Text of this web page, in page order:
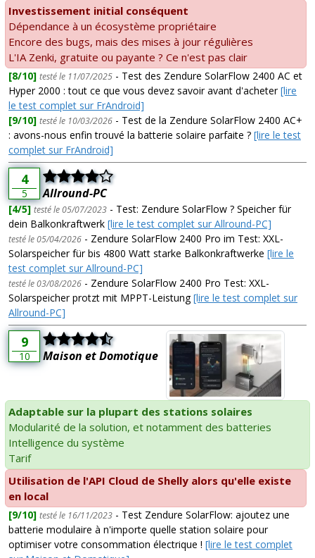
Investissement initial conséquent
Dépendance à un écosystème propriétaire
Encore des bugs, mais des mises à jour régulières
L'IA Zenki, gratuite ou payante ? Ce n'est pas clair
[8/10] testé le 11/07/2025 - Test des Zendure SolarFlow 2400 AC et
Hyper 2000 : tout ce que vous devez savoir avant d'acheter[lire
le test complet sur FrAndroid]
[9/10] testé le 10/03/2026 - Test de la Zendure SolarFlow 2400 AC+
: avons-nous enfin trouvé la batterie solaire parfaite ? [lire le test
complet sur FrAndroid]
4
5 Allround-PC
[4/5] testé le 05/07/2023 - Test: Zendure SolarFlow ? Speicher für
dein Balkonkraftwerk [lire le test complet sur Allround-PC]
testé le 05/04/2026 - Zendure SolarFlow 2400 Pro im Test: XXL-
Solarspeicher für bis 4800 Watt starke Balkonkraftwerke [lire le
test complet sur Allround-PC]
testé le 03/08/2026 - Zendure SolarFlow 2400 Pro Test: XXL-
Solarspeicher protzt mit MPPT-Leistung[lire le test complet sur
Allround-PC]
9
10 Maison et Domotique
Adaptable sur la plupart des stations solaires
Modularité de la solution, et notamment des batteries
Intelligence du système
Tarif
Utilisation de l'API Cloud de Shelly alors qu'elle existe
en local
[9/10] testé le 16/11/2023 - Test Zendure SolarFlow: ajoutez une
batterie modulaire à n'importe quelle station solaire pour
optimiser votre consommation électrique ! [lire le test complet